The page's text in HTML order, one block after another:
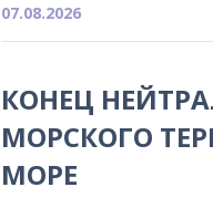
07.08.2026
КОНЕЦ
МОРСКОГО
МОРЕ